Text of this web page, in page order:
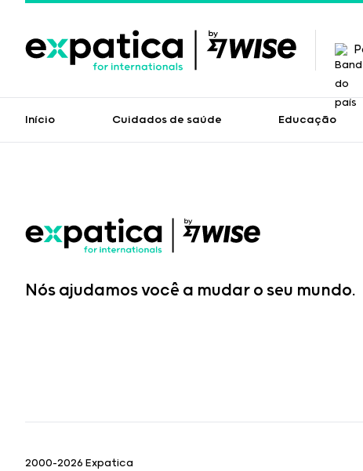
Início Cuidados de saúde Educação
Nós ajudamos você a mudar o seu mundo.
2000-2026 Expatica